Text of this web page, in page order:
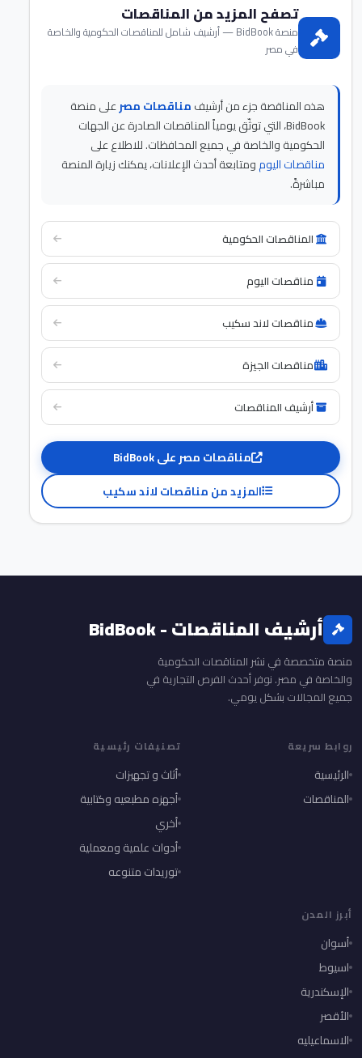
تصفح المزيد من المناقصات
منصة BidBook — أرشيف شامل للمناقصات الحكومية والخاصة
في مصر
هذه المناقصة جزء من أرشيفمناقصات مصرعلى منصة
BidBook، التي توثّق يومياً المناقصات الصادرة عن الجهات
الحكومية والخاصة في جميع المحافظات. للاطلاع على
مناقصات اليومومتابعة أحدث الإعلانات، يمكنك زيارة المنصة
مباشرةً.
المناقصات الحكومية
مناقصات اليوم
مناقصات لاند سكيب
مناقصات الجيزة
أرشيف المناقصات
مناقصات مصر على BidBook
المزيد من مناقصات لاند سكيب
أرشيف المناقصات - BidBook
منصة متخصصة في نشر المناقصات الحكومية
والخاصة في مصر. نوفر أحدث الفرص التجارية في
جميع المجالات بشكل يومي.
روابط سريعة
الرئيسية
المناقصات
تصنيفات رئيسية
أثاث و تجهيزات
أجهزه مطبعيه وكتابية
أخري
أدوات علمية ومعملية
توريدات متنوعه
أبرز المدن
أسوان
اسيوط
الإسكندرية
الأقصر
الاسماعيليه